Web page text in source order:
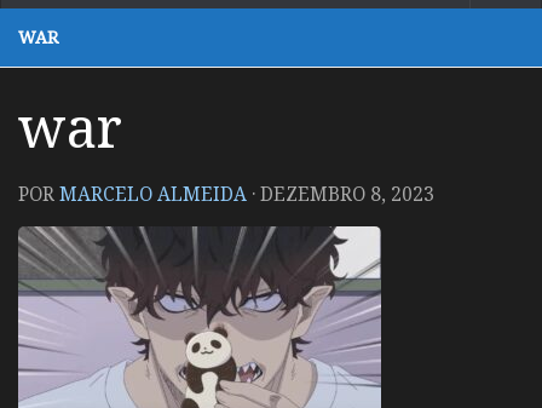
WAR
war
PORMARCELO ALMEIDA ·DEZEMBRO 8, 2023